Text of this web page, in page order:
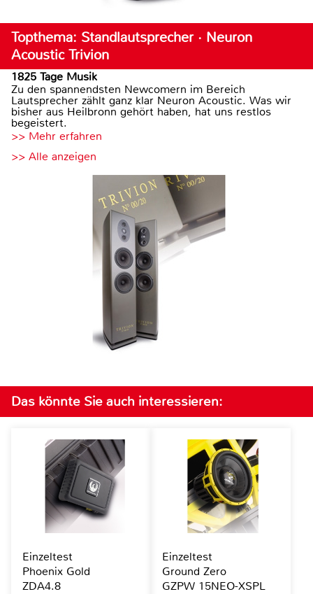
Topthema: Standlautsprecher · Neuron
Acoustic Trivion
1825 Tage Musik
Zu den spannendsten Newcomern im Bereich
Lautsprecher zählt ganz klar Neuron Acoustic. Was wir
bisher aus Heilbronn gehört haben, hat uns restlos
begeistert.
>> Mehr erfahren
>> Alle anzeigen
Das könnte Sie auch interessieren:
Einzeltest
Phoenix Gold
ZDA4.8
Einzeltest
Ground Zero
GZPW 15NEO-XSPL